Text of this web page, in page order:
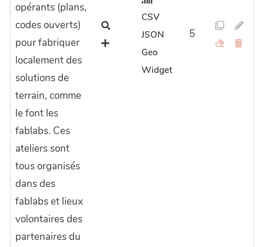
opérants (plans,
codes ouverts)
pour fabriquer
localement des
solutions de
terrain, comme
le font les
fablabs. Ces
ateliers sont
tous organisés
dans des
fablabs et lieux
volontaires des
partenaires du
CSV
JSON
Geo
Widget
5